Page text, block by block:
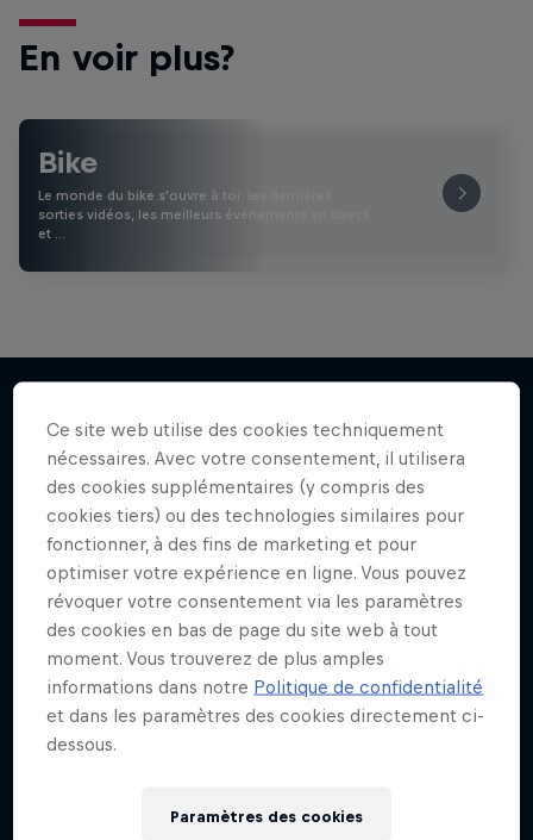
En voir plus?
Bike
Le monde du bike s'ouvre à toi: les dernières
sorties vidéos, les meilleurs événements en direct
et …
J'en veux encore !
Ce site web utilise des cookies techniquement
nécessaires. Avec votre consentement, il utilisera
des cookies supplémentaires (y compris des
cookies tiers) ou des technologies similaires pour
fonctionner, à des fins de marketing et pour
optimiser votre expérience en ligne. Vous pouvez
révoquer votre consentement via les paramètres
des cookies en bas de page du site web à tout
moment. Vous trouverez de plus amples
informations dans notre Politique de confidentialité
et dans les paramètres des cookies directement ci-
dessous.
Paramètres des cookies